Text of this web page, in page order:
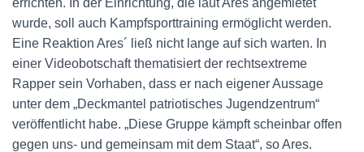
errichten. In der Einrichtung, die laut Ares angemietet
wurde, soll auch Kampfsporttraining ermöglicht werden.
Eine Reaktion Ares´ ließ nicht lange auf sich warten. In
einer Videobotschaft thematisiert der rechtsextreme
Rapper sein Vorhaben, dass er nach eigener Aussage
unter dem „Deckmantel patriotisches Jugendzentrum“
veröffentlicht habe. „Diese Gruppe kämpft scheinbar offen
gegen uns- und gemeinsam mit dem Staat“, so Ares.